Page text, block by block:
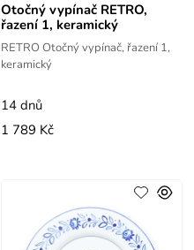
Otočný vypínač RETRO,
řazení 1, keramický
RETRO Otočný vypínač, řazení 1,
keramický
14 dnů
1 789 Kč